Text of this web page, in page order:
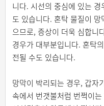
니다. 시선의 중심에 있는
도 있습니다. 혼탁 물질이
으므로, 증상이 더욱 심합니
경우가 대부분입니다. 혼탁
전될 수도 있습니다.
망막이 박리되는 경우, 갑자
속에서 번갯불처럼 번쩍이